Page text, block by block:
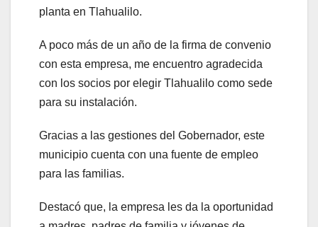
planta en Tlahualilo.
A poco más de un año de la firma de convenio
con esta empresa, me encuentro agradecida
con los socios por elegir Tlahualilo como sede
para su instalación.
Gracias a las gestiones del Gobernador, este
municipio cuenta con una fuente de empleo
para las familias.
Destacó que, la empresa les da la oportunidad